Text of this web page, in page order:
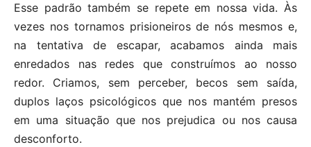
Esse padrão também se repete em nossa vida. Às
vezes nos tornamos prisioneiros de nós mesmos e,
na tentativa de escapar, acabamos ainda mais
enredados nas redes que construímos ao nosso
redor. Criamos, sem perceber, becos sem saída,
duplos laços psicológicos que nos mantém presos
em uma situação que nos prejudica ou nos causa
desconforto.